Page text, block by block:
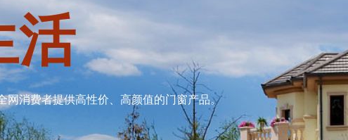
活
网消费者提供高性价、高颜值的门窗产品。